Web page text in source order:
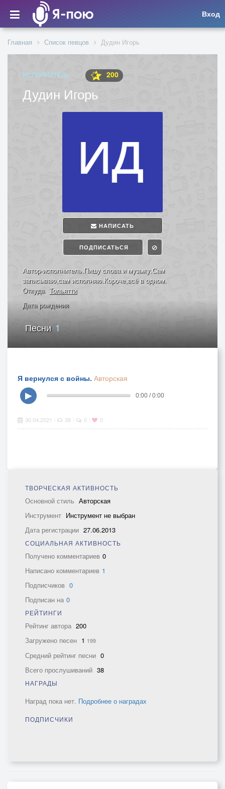
Вход
Главная Список певцов Дудин Игорь
ИСПОЛНИТЕЛЬ 200
Дудин Игорь
НАПИСАТЬ
ПОДПИСАТЬСЯ
Автор-исполнитель.Пишу слова и музыку.Сам
записываю,сам исполняю.Короче,всё в одном.
Откуда Тольятти
Дата рождения
Песни 1
Я вернулся с войны. Авторская
▶
0:00 / 0:00
30.04.2021 38 0 0
ТВОРЧЕСКАЯ АКТИВНОСТЬ
Основной стиль Авторская
Инструмент Инструмент не выбран
Дата регистрации 27.06.2013
СОЦИАЛЬНАЯ АКТИВНОСТЬ
Получено комментариев 0
Написано комментариев 1
Подписчиков 0
Подписан на 0
РЕЙТИНГИ
Рейтинг автора 200
Загружено песен 1 199
Средний рейтинг песни 0
Всего прослушиваний 38
НАГРАДЫ
Наград пока нет. Подробнее о наградах
ПОДПИСЧИКИ